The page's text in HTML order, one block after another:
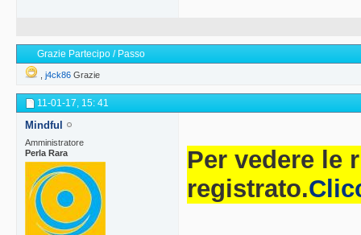
Grazie Partecipo / Passo
j4ck86 Grazie
11-01-17, 15: 41
Mindful
Amministratore
Perla Rara
Per vedere le
registrato.